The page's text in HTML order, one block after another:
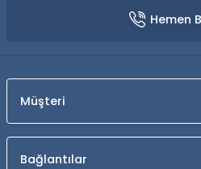
Hemen
Müşteri
Bağlantılar